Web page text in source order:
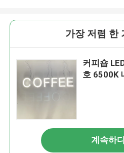
가장 저렴 한
커피숍
호 6500K
계속하